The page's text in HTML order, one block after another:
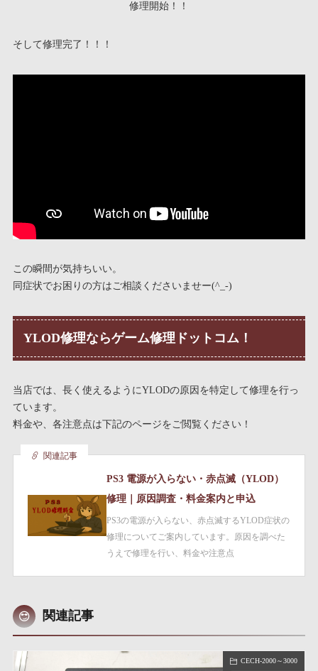
修理開始！！
そして修理完了！！！
この瞬間が気持ちいい。
同症状でお困りの方はご相談くださいませー(^_-)
YLOD修理ならゲーム修理ドットコム！
当店では、長く使えるようにYLODの原因を特定して修理を行っ
ています。
料金や、各注意点は下記のページをご閲覧ください！
関連記事
PS3 電源が入らない・赤点滅（YLOD）
修理｜原因調査・料金案内と申込
PS3の電源が入らない、赤点滅するYLOD症状の
修理についてご案内しています。原因を調べた
うえで修理を行い、料金や注意点
関連記事
CECH-2000～3000